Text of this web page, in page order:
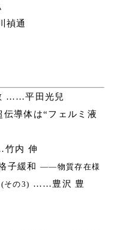
禎通
……平田光兒
伝導体は“フェルミ液
内 伸
子緩和 ――物質存在様
その3) ……豊沢 豊